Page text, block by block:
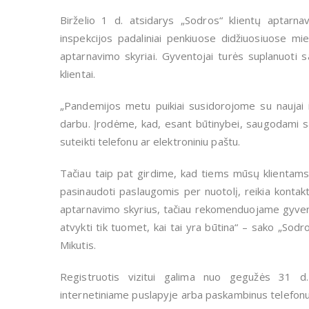
Birželio 1 d. atsidarys „Sodros“ klientų
inspekcijos padaliniai penkiuose didžiuosiuose
aptarnavimo skyriai. Gyventojai turės suplanuoti
klientai.
„Pandemijos metu puikiai susidorojome su
darbu. Įrodėme, kad, esant būtinybei, saugodami
suteikti telefonu ar elektroniniu paštu.
Tačiau taip pat girdime, kad tiems mūsų
pasinaudoti paslaugomis per nuotolį, reikia
aptarnavimo skyrius, tačiau rekomenduojame
atvykti tik tuomet, kai tai yra būtina“ – sako
Mikutis.
Registruotis vizitui galima nuo gegužės 31
internetiniame puslapyje arba paskambinus